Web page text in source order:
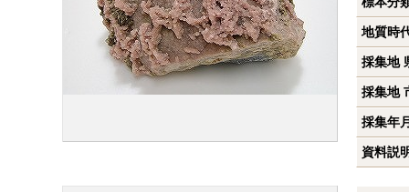
地質時
採集地
採集地
採集年
資料説